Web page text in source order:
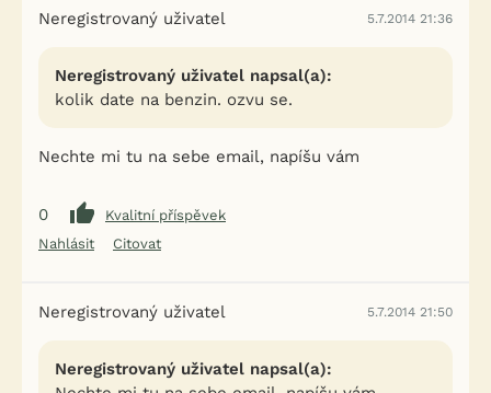
Neregistrovaný uživatel 5.7.2014 21:36
Neregistrovaný uživatel napsal(a):
kolik date na benzin. ozvu se.
Nechte mi tu na sebe email, napíšu vám
0
Kvalitní příspěvek
Nahlásit
Citovat
Neregistrovaný uživatel 5.7.2014 21:50
Neregistrovaný uživatel napsal(a):